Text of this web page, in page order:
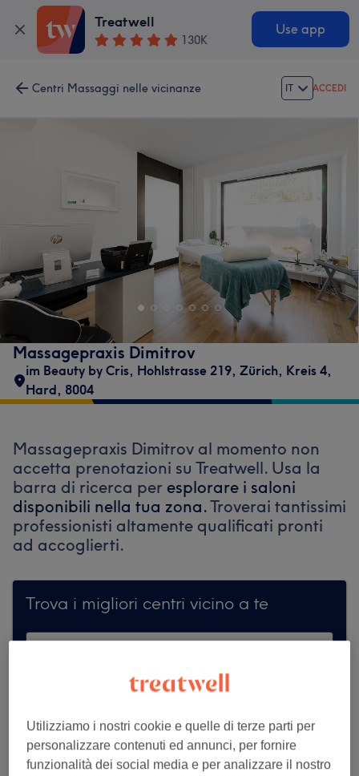
Treatwell
130K
Use app
Centri Massaggi nelle vicinanze IT ACCEDI
Massagepraxis Dimitrov
im Beauty by Cris, Hohlstrasse 219, Zürich, Kreis 4,
Hard, 8004
Massagepraxis Dimitrov al momento non
accetta prenotazioni su Treatwell. Usa la
barra di ricerca per esplorare i saloni
disponibili nella tua zona.Troverai tantissimi
professionisti altamente qualificati pronti
ad accoglierti.
Trova i migliori centri vicino a te
Cerca su Treatwell
Utilizziamo i nostri cookie e quelle di terze parti per
personalizzare contenuti ed annunci, per fornire
funzionalità dei social media e per analizzare il nostro